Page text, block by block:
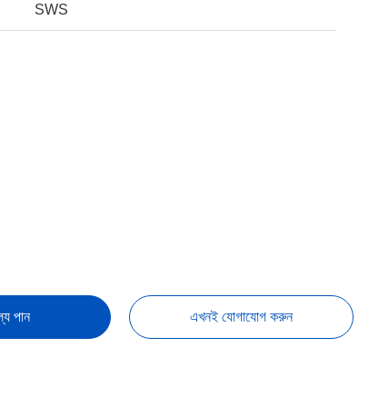
SWS
পান এখনই যোগাযোগ করুন